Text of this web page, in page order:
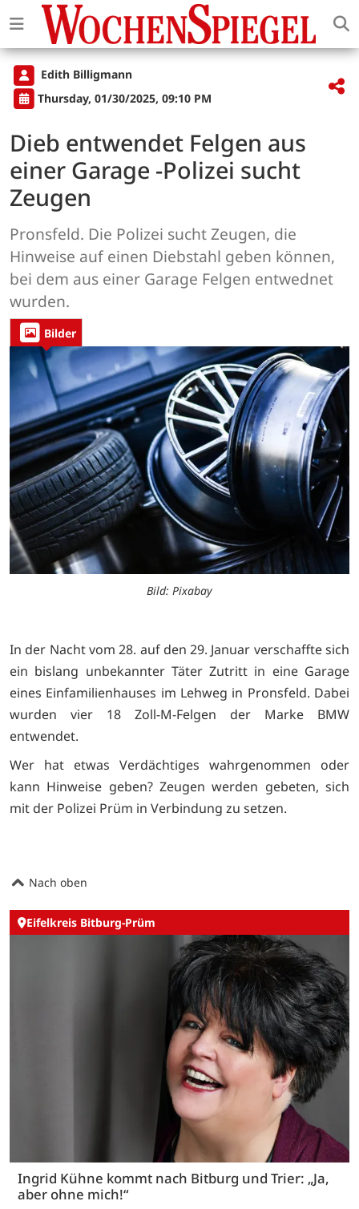
Edith Billigmann
Thursday, 01/30/2025, 09:10 PM
Dieb entwendet Felgen aus
einer Garage -Polizei sucht
Zeugen
Pronsfeld. Die Polizei sucht Zeugen, die
Hinweise auf einen Diebstahl geben können,
bei dem aus einer Garage Felgen entwednet
wurden.
Bilder
Bild: Pixabay
In der Nacht vom 28. auf den 29. Januar verschaffte sich
ein bislang unbekannter Täter Zutritt in eine Garage
eines Einfamilienhauses im Lehweg in Pronsfeld. Dabei
wurden vier 18 Zoll-M-Felgen der Marke BMW
entwendet.
Wer hat etwas Verdächtiges wahrgenommen oder
kann Hinweise geben? Zeugen werden gebeten, sich
mit der Polizei Prüm in Verbindung zu setzen.
Nach oben
Eifelkreis Bitburg-Prüm
Ingrid Kühne kommt nach Bitburg und Trier: „Ja,
aber ohne mich!“